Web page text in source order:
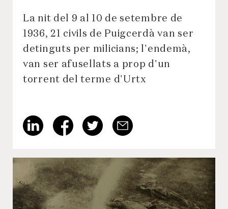
La nit del 9 al 10 de setembre de
1936, 21 civils de Puigcerdà van ser
detinguts per milicians; l'endemà,
van ser afusellats a prop d'un
torrent del terme d'Urtx